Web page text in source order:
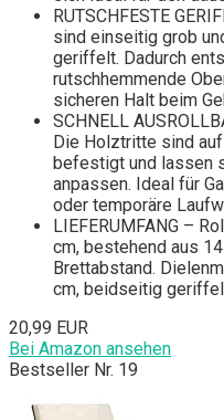
RUTSCHFESTE
sind einseitig grob
geriffelt. Dadurch
rutschhemmende
sicheren Halt beim
SCHNELL
Die Holztritte sind
befestigt und lassen
anpassen. Ideal für
oder temporäre
LIEFERUMFANG –
cm, bestehend aus
Brettabstand.
cm, beidseitig
20,99 EUR
Bei Amazon ansehen
Bestseller Nr. 19